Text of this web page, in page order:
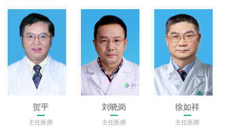
贺平
主任医师
刘晓岗
主任医师
徐如祥
主任医师